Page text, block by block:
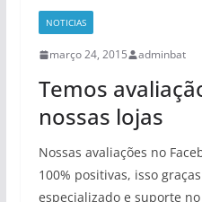
NOTICIAS
março 24, 2015 adminbat
Temos
nossas lojas
Nossas avaliações no
100% positivas, isso
especializado e suporte